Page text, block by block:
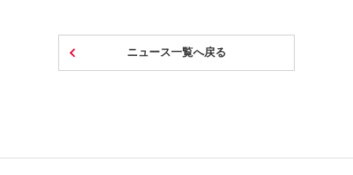
ニュース一覧へ戻る